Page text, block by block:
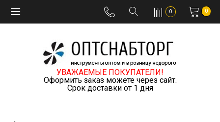
0 0
УВАЖАЕМЫЕ ПОКУПАТЕЛИ!
Оформить заказ можете через сайт.
Срок доставки от 1 дня